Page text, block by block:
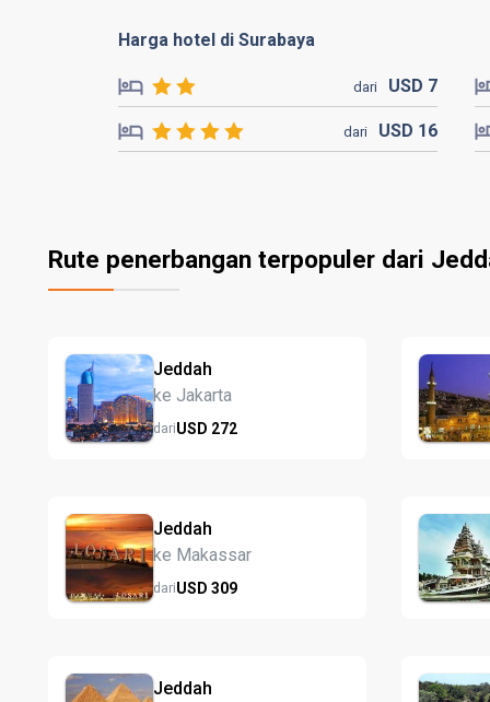
Harga hotel di Surabaya
dari USD 7
dari USD 16
Rute penerbangan terpopuler dari
Jeddah
ke Jakarta
dariUSD 272
Jeddah
ke Makassar
dariUSD 309
Jeddah